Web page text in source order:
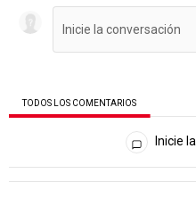
TODOS LOS COMENTARIOS
Todos los comentarios
Inicie